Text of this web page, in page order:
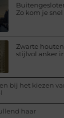
Zo kom je
Zwarte
stijlvol anker
bij het kiezen
haar